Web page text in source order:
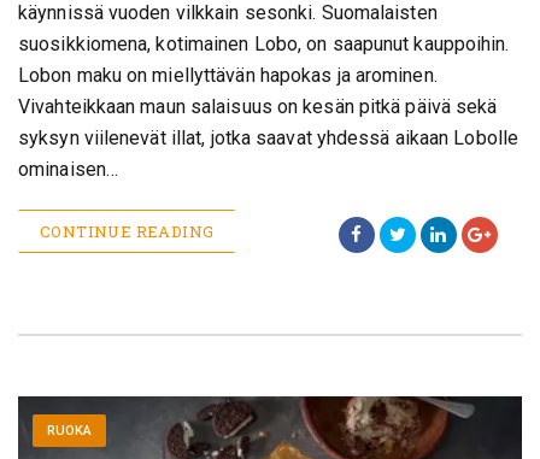
käynnissä vuoden vilkkain sesonki. Suomalaisten
suosikkiomena, kotimainen Lobo, on saapunut kauppoihin.
Lobon maku on miellyttävän hapokas ja arominen.
Vivahteikkaan maun salaisuus on kesän pitkä päivä sekä
syksyn viilenevät illat, jotka saavat yhdessä aikaan Lobolle
ominaisen…
CONTINUE READING
RUOKA